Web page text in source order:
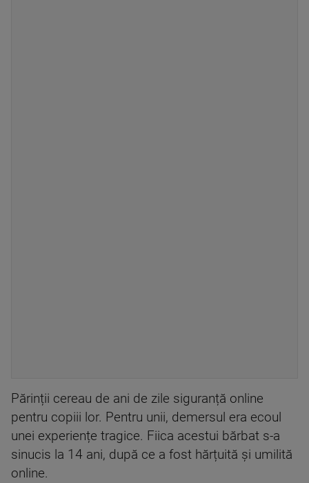
Părinții cereau de ani de zile siguranță online
pentru copiii lor. Pentru unii, demersul era ecoul
unei experiențe tragice. Fiica acestui bărbat s-a
sinucis la 14 ani, după ce a fost hărțuită și umilită
online.